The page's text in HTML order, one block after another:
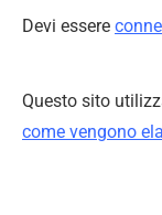
Devi essere
Questo sito
come vengono